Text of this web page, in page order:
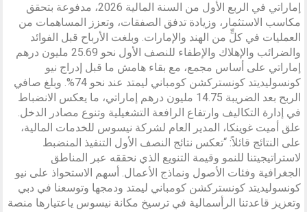
إماراتي في الربع الأول من السنة المالية 2026، مدفوعة بتحقق
مكاسب الاستثمار، وزيادة تدفق الصفقات، وتعزز المساهمات من
العمليات في كلٍّ من الهند والإمارات. وبلغت الأرباح قبل الفوائد
والضرائب والإهلاك والإطفاء للنصف الأول نحو 25.69 مليون درهم
إماراتي على أساس مجمع، مع بقاء هامش ما قبل إدراج نيو
كونسوليديتد كونستركشن كومباني ليمتد عند نحو 74%. وبلغ صافي
الربح بعد الضريبة 14.75 مليون درهم إماراتي، ما يعكس الانضباط
في إدارة التكاليف وارتفاع الرافعة التشغيلية وتنوع مصادر الدخل.
علق أميت غوينكا، المدير العام لشركة نيسوس للخدمات المالية،
على النتائج قائلاً: “تعكس نتائج النصف الأول التنفيذ المنضبط
لاستراتيجيتنا للنمو وقيمة التنويع الذي نحققه عبر المناطق
الجغرافية وفئات الأصول ونماذج الأعمال. أسهم الاستحواذ على نيو
كونسوليديتد كونستركشن كومباني ليمتد ودمجها وتوسعنا في دبي
وتعزيز قاعدتنا الرأسمالية في ترسيخ مكانة نيسوس ياعتيارها منصة